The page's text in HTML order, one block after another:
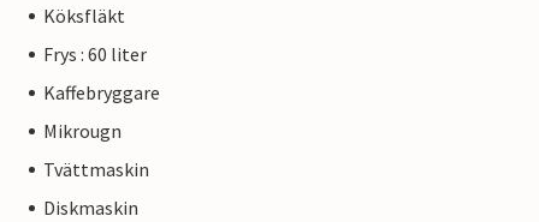
Köksfläkt
Frys : 60 liter
Kaffebryggare
Mikrougn
Tvättmaskin
Diskmaskin